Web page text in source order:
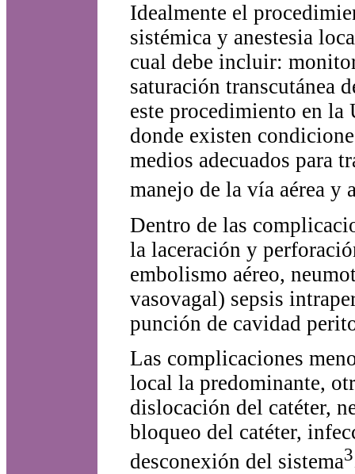
Idealmente el
sistémica y anestesia
cual debe incluir:
saturación transcutánea
este procedimiento en
donde existen
medios adecuados para
manejo de la vía aérea y
Dentro de las
la laceración y
embolismo aéreo,
vasovagal) sepsis
punción de cavidad
Las complicaciones
local la predominante,
dislocación del catéter,
bloqueo del catéter,
desconexión del sistema3